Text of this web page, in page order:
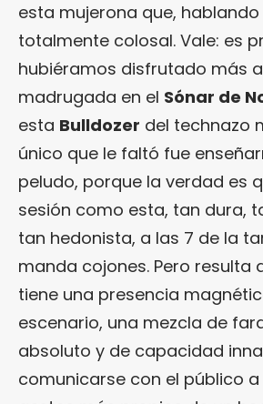
esta mujerona que,
totalmente colosal. Vale: es
hubiéramos disfrutado más
madrugada en el Sónar de
esta Bulldozer del technazo
único que le faltó fue
peludo, porque la verdad es
sesión como esta, tan dura,
tan hedonista, a las 7 de la
manda cojones. Pero resulta
tiene una presencia
escenario, una mezcla de
absoluto y de capacidad
comunicarse con el público